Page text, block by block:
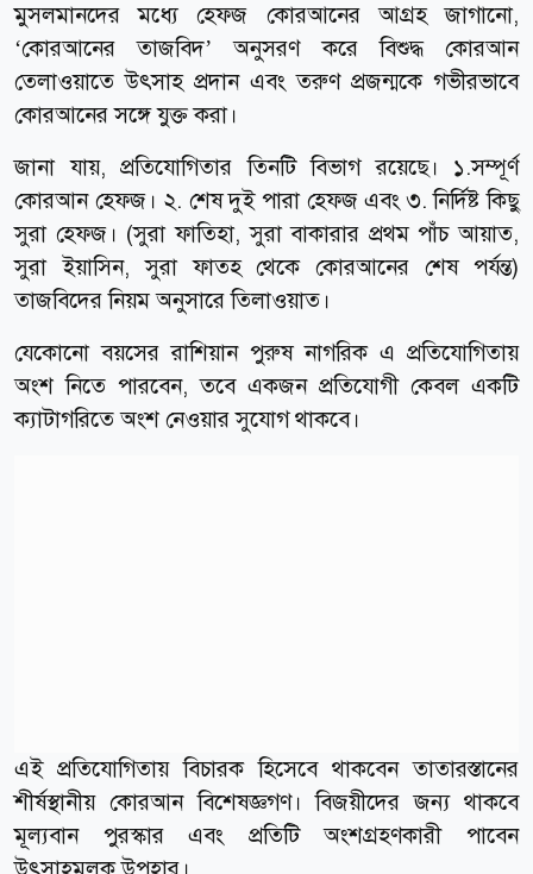
মুসলমানদের মধ্যে হেফজ কোরআনের আগ্রহ জাগানো,
‘কোরআনের তাজবিদ’ অনুসরণ করে বিশুদ্ধ কোরআন
তেলাওয়াতে উৎসাহ প্রদান এবং তরুণ প্রজন্মকে গভীরভাবে
কোরআনের সঙ্গে যুক্ত করা।
জানা যায়, প্রতিযোগিতার তিনটি বিভাগ রয়েছে। ১.সম্পূর্ণ
কোরআন হেফজ। ২. শেষ দুই পারা হেফজ এবং ৩. নির্দিষ্ট কিছু
সুরা হেফজ। (সুরা ফাতিহা, সুরা বাকারার প্রথম পাঁচ আয়াত,
সুরা ইয়াসিন, সুরা ফাতহ থেকে কোরআনের শেষ পর্যন্ত)
তাজবিদের নিয়ম অনুসারে তিলাওয়াত।
যেকোনো বয়সের রাশিয়ান পুরুষ নাগরিক এ প্রতিযোগিতায়
অংশ নিতে পারবেন, তবে একজন প্রতিযোগী কেবল একটি
ক্যাটাগরিতে অংশ নেওয়ার সুযোগ থাকবে।
এই প্রতিযোগিতায় বিচারক হিসেবে থাকবেন তাতারস্তানের
শীর্ষস্থানীয় কোরআন বিশেষজ্ঞগণ। বিজয়ীদের জন্য থাকবে
মূল্যবান পুরস্কার এবং প্রতিটি অংশগ্রহণকারী পাবেন